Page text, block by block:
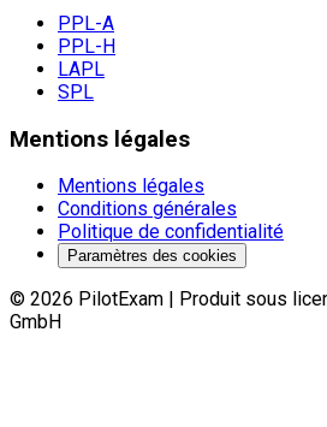
PPL-A
PPL-H
LAPL
SPL
Mentions légales
Mentions légales
Conditions générales
Politique de confidentialité
Paramètres des cookies
© 2026 PilotExam
Produit sous
GmbH